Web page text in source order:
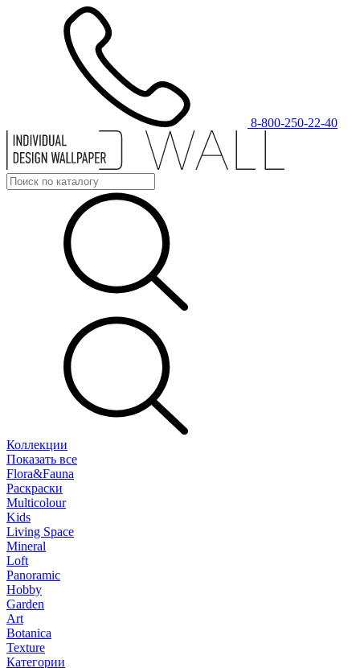
8-800-250-22-40
Коллекции
Показать все
Flora&Fauna
Раскраски
Multicolour
Kids
Living Space
Mineral
Loft
Panoramic
Hobby
Garden
Art
Botanica
Texture
Категории